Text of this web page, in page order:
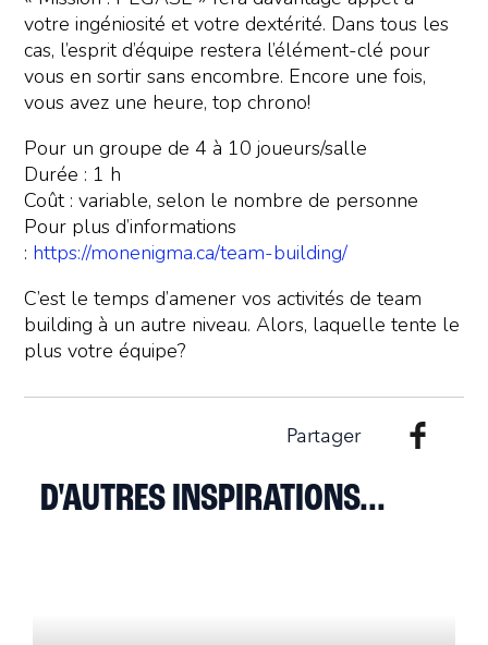
votre ingéniosité et votre dextérité. Dans tous les
cas, l’esprit d’équipe restera l’élément-clé pour
vous en sortir sans encombre. Encore une fois,
vous avez une heure, top chrono!
Pour un groupe de 4 à 10 joueurs/salle
Durée : 1 h
Coût : variable, selon le nombre de personne
Pour plus d’informations
: https://monenigma.ca/team-building/
C’est le temps d’amener vos activités de team
building à un autre niveau. Alors, laquelle tente le
plus votre équipe?
Partager
D'AUTRES INSPIRATIONS...